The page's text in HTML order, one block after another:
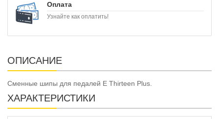
Оплата
Узнайте как оплатить!
ОПИСАНИЕ
Сменные шипы для педалей E Thirteen Plus.
ХАРАКТЕРИСТИКИ